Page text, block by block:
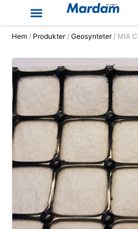
Hem / Produkter/ Geosynteter/ MIA